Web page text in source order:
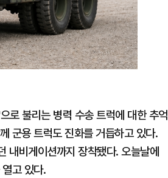
로 불리는 병력 수송 트럭에 대한 추억
군용 트럭도 진화를 거듭하고 있다.
내비게이션까지 장착됐다. 오늘날에
고 있다.